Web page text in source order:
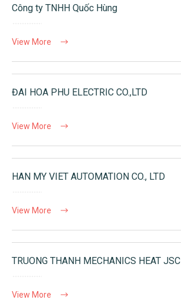
Công ty TNHH Quốc Hùng
View More
ĐAI HOA PHU ELECTRIC CO.,LTD
View More
HAN MY VIET AUTOMATION CO., LTD
View More
TRUONG THANH MECHANICS HEAT JSC
View More